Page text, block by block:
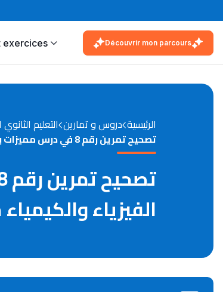
exercices Découvrir mon parcours
الرئيسية دروس و تمارين التعليم
تصحيح تمرين رقم 8 في درس مميزات بعض ثنائيات القطب غير النشيطة مادة الفيزياء والكيمياء مستوى الجذع المشترك العلمي
الفيزياء